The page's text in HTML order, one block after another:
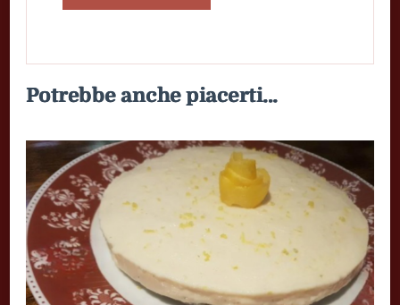
Potrebbe anche piacerti...